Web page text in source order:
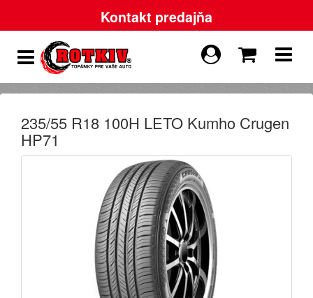
Kontakt predajňa
235/55 R18 100H LETO Kumho Crugen
HP71